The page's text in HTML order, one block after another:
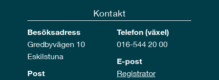
Kontakt
Besöksadress
Gredbyvägen 10
Eskilstuna
Post
Telefon (växel)
016-544 20 00
E-post
Registrator